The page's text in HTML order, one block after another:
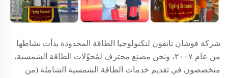
شركة فوشان تانفون لتكنولوجيا الطاقة المحدودة بدأت نشاطها
من عام
٢٠٠٧، ونحن مصنع محترف لمُحوِّلات الطاقة الشمسية،
متخصصون في تقديم خدمات الطاقة الشمسية الشاملة (من